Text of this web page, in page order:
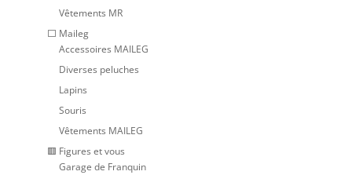
Vêtements MR
⬜ Maileg
Accessoires MAILEG
Diverses peluches
Lapins
Souris
Vêtements MAILEG
🟥 Figures et vous
Garage de Franquin